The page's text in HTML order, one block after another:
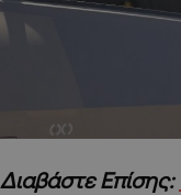
Διαβάστε Επίσης: